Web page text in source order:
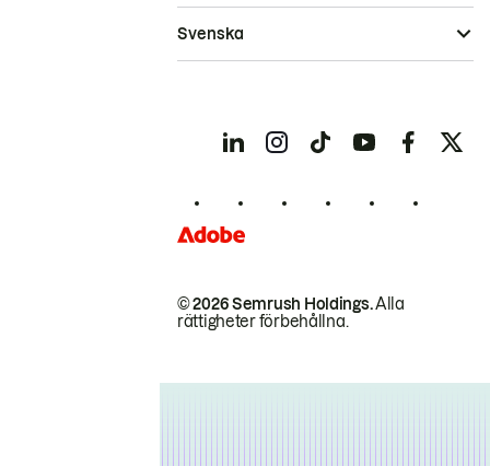
© 2026 Semrush Holdings.Alla
rättigheter förbehållna.
Svenska